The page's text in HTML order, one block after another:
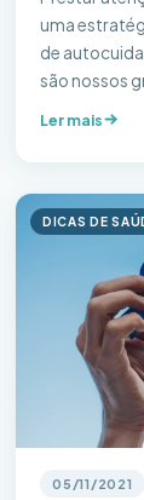
uma
de
são nossos
doenças
uma
Ler mais
DICAS DE
05/11/2021